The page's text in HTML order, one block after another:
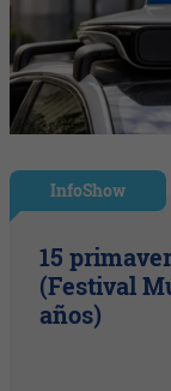
InfoShow
15
(Festival
años)